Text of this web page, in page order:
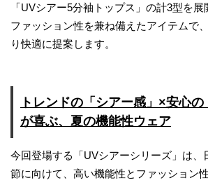
「UVシアー5分袖トップス」の計3型を
ファッション性を兼ね備えたアイテムで
り快適に提案します。
トレンドの「シアー感」×安心
が喜ぶ、夏の機能性ウェア
今回登場する「UVシアーシリーズ」は、
節に向けて、高い機能性とファッション